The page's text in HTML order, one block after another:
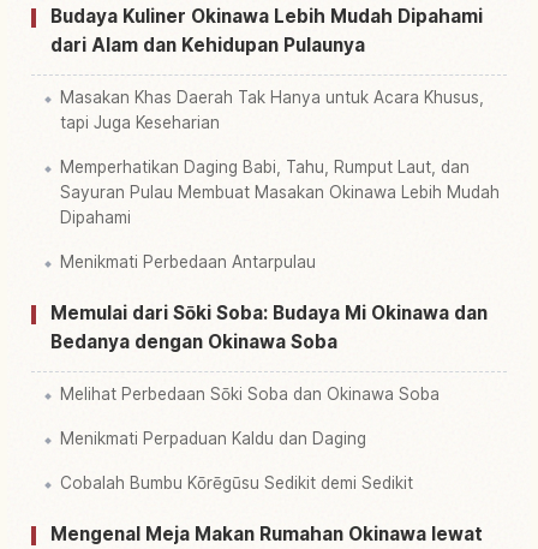
Cari aktivitas↗
Budaya Kuliner Okinawa Lebih Mudah Dipahami
dari Alam dan Kehidupan Pulaunya
Masakan Khas Daerah Tak Hanya untuk Acara Khusus,
tapi Juga Keseharian
Memperhatikan Daging Babi, Tahu, Rumput Laut, dan
Sayuran Pulau Membuat Masakan Okinawa Lebih Mudah
Dipahami
Menikmati Perbedaan Antarpulau
Memulai dari Sōki Soba: Budaya Mi Okinawa dan
Bedanya dengan Okinawa Soba
Melihat Perbedaan Sōki Soba dan Okinawa Soba
Menikmati Perpaduan Kaldu dan Daging
Cobalah Bumbu Kōrēgūsu Sedikit demi Sedikit
Mengenal Meja Makan Rumahan Okinawa lewat